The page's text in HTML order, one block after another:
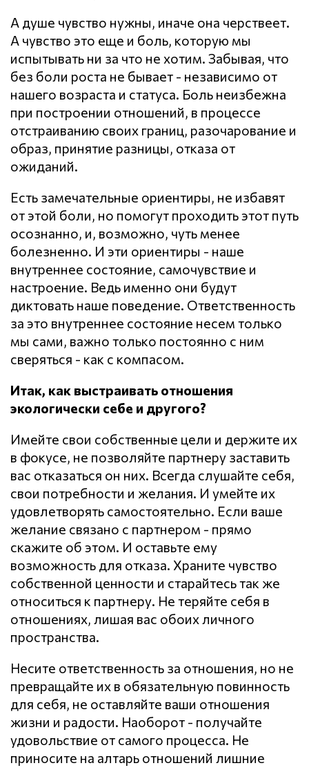
А душе чувство нужны, иначе она черствеет.
А чувство это еще и боль, которую мы
испытывать ни за что не хотим. Забывая, что
без боли роста не бывает - независимо от
нашего возраста и статуса. Боль неизбежна
при построении отношений, в процессе
отстраиванию своих границ, разочарование и
образ, принятие разницы, отказа от
ожиданий.
Есть замечательные ориентиры, не избавят
от этой боли, но помогут проходить этот путь
осознанно, и, возможно, чуть менее
болезненно. И эти ориентиры - наше
внутреннее состояние, самочувствие и
настроение. Ведь именно они будут
диктовать наше поведение. Ответственность
за это внутреннее состояние несем только
мы сами, важно только постоянно с ним
сверяться - как с компасом.
Итак, как выстраивать отношения
экологически себе и другого?
Имейте свои собственные цели и держите их
в фокусе, не позволяйте партнеру заставить
вас отказаться он них. Всегда слушайте себя,
свои потребности и желания. И умейте их
удовлетворять самостоятельно. Если ваше
желание связано с партнером - прямо
скажите об этом. И оставьте ему
возможность для отказа. Храните чувство
собственной ценности и старайтесь так же
относиться к партнеру. Не теряйте себя в
отношениях, лишая вас обоих личного
пространства.
Несите ответственность за отношения, но не
превращайте их в обязательную повинность
для себя, не оставляйте ваши отношения
жизни и радости. Наоборот - получайте
удовольствие от самого процесса. Не
приносите на алтарь отношений лишние